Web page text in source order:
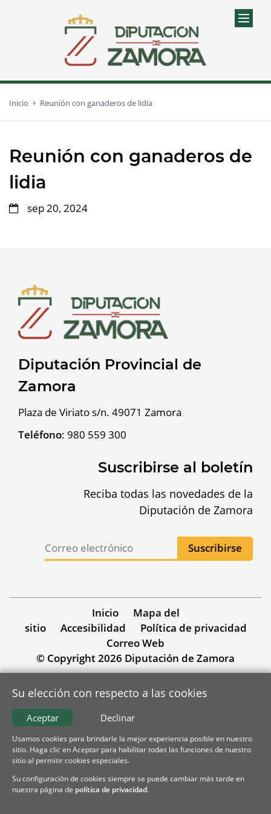
Inicio Reunión con ganaderos de lidia
Reunión con ganaderos de
lidia
sep 20, 2024
Diputación Provincial de
Zamora
Plaza de Viriato s/n. 49071 Zamora
Teléfono: 980 559 300
Suscribirse al boletín
Reciba todas las novedades de la
Diputación de Zamora
Inicio
Mapa del
sitio
Accesibilidad
Política de privacidad
Correo Web
© Copyright 2026 Diputación de Zamora
Su elección con respecto a las cookies
Declinar
Aceptar
Usamos cookies para brindarle la mejor experiencia posible en nuestro
sitio. Haga clic en Aceptar para habilitar todas las funciones de nuestro
sitio al permitir cookies especiales.
Su configuración de cookies siempre se puede cambiar más tarde en
nuestra página de política de privacidad.